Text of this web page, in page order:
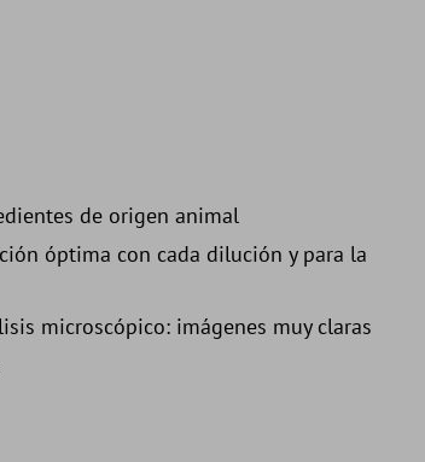
de origen animal
óptima con cada dilución y para la
microscópico: imágenes muy claras